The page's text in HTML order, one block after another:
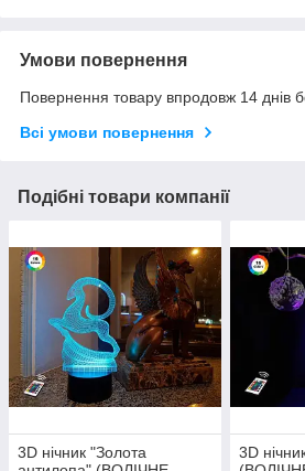
Умови повернення
Повернення товару впродовж 14 днів
Всі умови повернення
Подібні товари компанії
3D нічник "Золота
3D